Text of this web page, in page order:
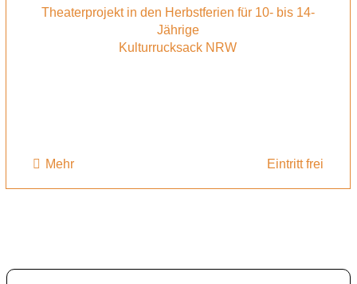
Theaterprojekt in den Herbstferien für 10- bis 14-
Jährige
Kulturrucksack NRW
Mehr Eintritt frei